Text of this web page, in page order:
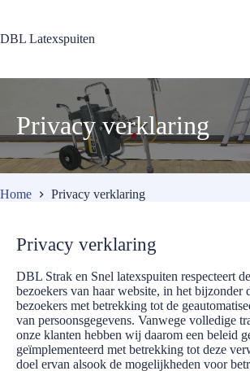
de
DBL Latexspuiten
Privacy verklaring
Home Privacy verklaring
Privacy verklaring
DBL Strak en Snel latexspuiten respecteert
bezoekers van haar website, in het bijzonder
bezoekers met betrekking tot de
van persoonsgegevens. Vanwege volledige
onze klanten hebben wij daarom een beleid
geïmplementeerd met betrekking tot deze
doel ervan alsook de mogelijkheden voor